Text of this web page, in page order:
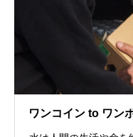
ワンコイン to ワン